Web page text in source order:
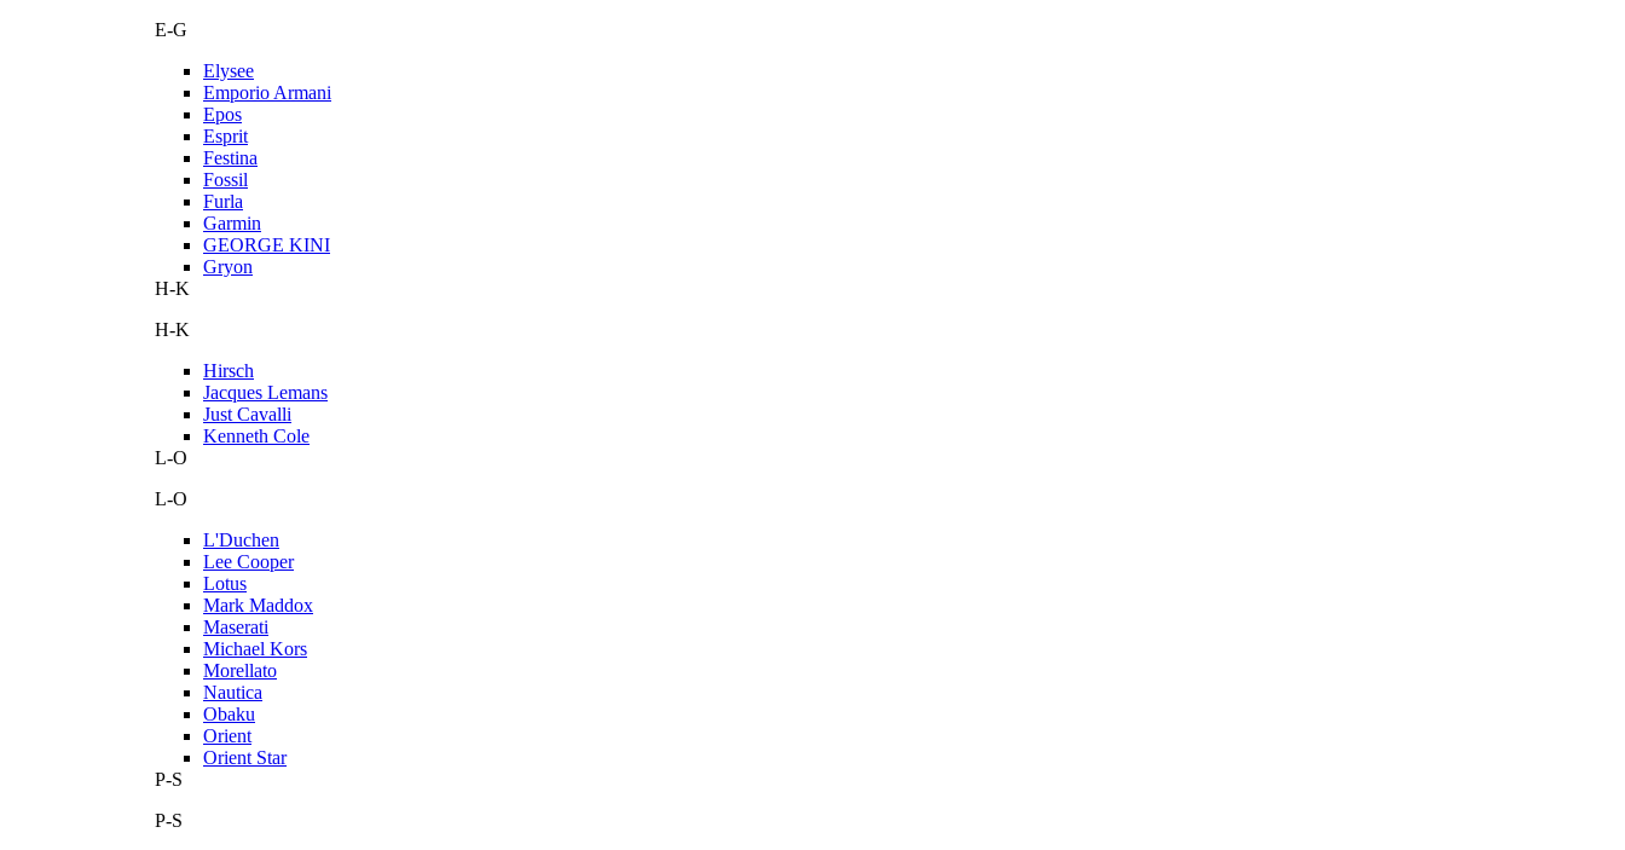
E-G
Elysee
Emporio Armani
Epos
Esprit
Festina
Fossil
Furla
Garmin
GEORGE KINI
Gryon
H-K
H-K
Hirsch
Jacques Lemans
Just Cavalli
Kenneth Cole
L-O
L-O
L'Duchen
Lee Cooper
Lotus
Mark Maddox
Maserati
Michael Kors
Morellato
Nautica
Obaku
Orient
Orient Star
P-S
P-S